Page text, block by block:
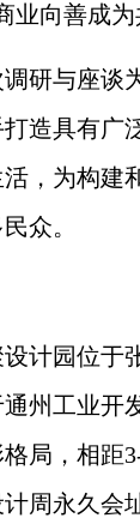
业向善成
调研与座谈
造具有广
，为构建
众。
设计园位于
州工业开
局，相距
周永久会